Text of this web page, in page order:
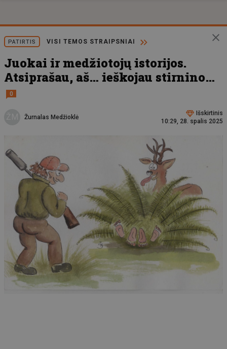
PATIRTIS VISI TEMOS STRAIPSNIAI
Juokai ir medžiotojų istorijos.
Atsiprašau, aš… ieškojau stirnino…
0
Žurnalas Medžioklė
Išskirtinis
10:29, 28. spalis 2025